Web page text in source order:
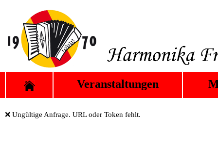
Veranstaltungen
❌ Ungültige Anfrage. URL oder Token fehlt.